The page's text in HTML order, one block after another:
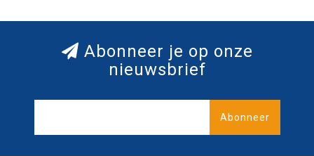
Abonneer je op onze
nieuwsbrief
Abonneer